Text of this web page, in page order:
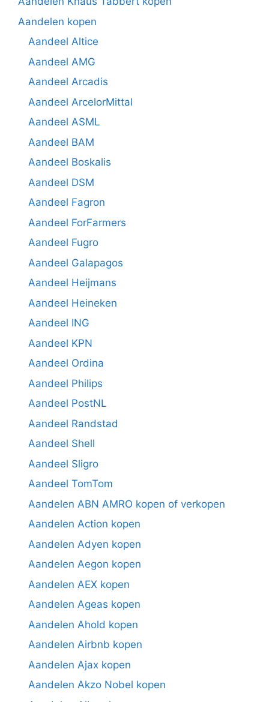
Aandelen kopen
Aandeel Altice
Aandeel AMG
Aandeel Arcadis
Aandeel ArcelorMittal
Aandeel ASML
Aandeel BAM
Aandeel Boskalis
Aandeel DSM
Aandeel Fagron
Aandeel ForFarmers
Aandeel Fugro
Aandeel Galapagos
Aandeel Heijmans
Aandeel Heineken
Aandeel ING
Aandeel KPN
Aandeel Ordina
Aandeel Philips
Aandeel PostNL
Aandeel Randstad
Aandeel Shell
Aandeel Sligro
Aandeel TomTom
Aandelen ABN AMRO kopen of verkopen
Aandelen Action kopen
Aandelen Adyen kopen
Aandelen Aegon kopen
Aandelen AEX kopen
Aandelen Ageas kopen
Aandelen Ahold kopen
Aandelen Airbnb kopen
Aandelen Ajax kopen
Aandelen Akzo Nobel kopen